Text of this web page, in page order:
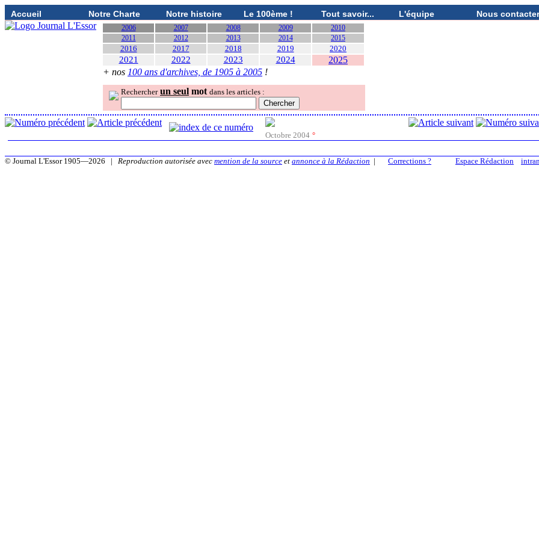
Accueil Notre Charte Notre histoire Le 100ème ! Tout savoir... L'équipe Nous contacter
2006 2007 2008 2009
2010
2011
2012 2013 2014 2015
2016 2017 2018 2019 2020
2021 2022 2023 2024
2025
+ nos 100 ans d'archives, de 1905 à 2005 !
Rechercher un seul mot dans les articles :
Octobre 2004 °
Espace Rédaction
© Journal L'Essor 1905—2026 | Reproduction autorisée avec mention de la source et annonce à la Rédaction | Corrections ?